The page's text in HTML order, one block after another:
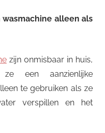
wasmachine alleen als
zijn onmisbaar in huis,
een aanzienlijke
te gebruiken als ze
verspillen en het